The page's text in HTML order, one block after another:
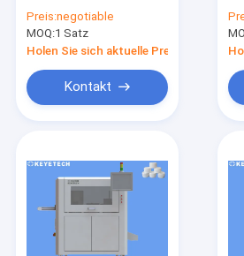
von Plastikkappen
und von
Schließungen
Preis:negotiable
MOQ:1 Satz
Holen Sie sich aktuelle Preis
Kontakt